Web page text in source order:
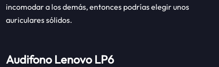
incomodar a los demás, entonces podrías elegir unos
auriculares sólidos.
Audifono Lenovo LP6